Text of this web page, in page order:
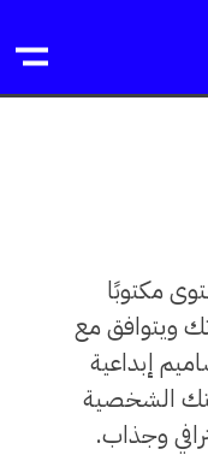
مكتوبًا
ويتوافق مع
إبداعية
الشخصية
وجذاب.